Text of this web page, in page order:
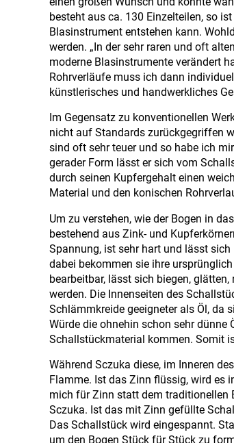
besteht aus ca. 130 Einzelteilen, so
Blasinstrument entstehen kann.
werden. „In der sehr raren und oft
moderne Blasinstrumente verändert
Rohrverläufe muss ich dann
künstlerisches und handwerkliches
Im Gegensatz zu konventionellen
nicht auf Standards zurückgegriffen
sind oft sehr teuer und so habe ich
gerader Form lässt er sich vom
durch seinen Kupfergehalt einen
Material und den konischen
Um zu verstehen, wie der Bogen in
bestehend aus Zink- und
Spannung, ist sehr hart und lässt sich
dabei bekommen sie ihre
bearbeitbar, lässt sich biegen,
werden. Die Innenseiten des
Schlämmkreide geeigneter als Öl, da
Würde die ohnehin schon sehr dünne
Schallstückmaterial kommen. Somit
Während Sczuka diese, im Inneren
Flamme. Ist das Zinn flüssig, wird es
mich für Zinn statt dem traditionellen
Sczuka. Ist das mit Zinn gefüllte
Das Schallstück wird eingespannt.
um den Bogen Stück für Stück zu